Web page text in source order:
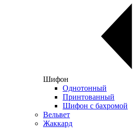
Шифон
Однотонный
Принтованный
Шифон с бахромой
Вельвет
Жаккард